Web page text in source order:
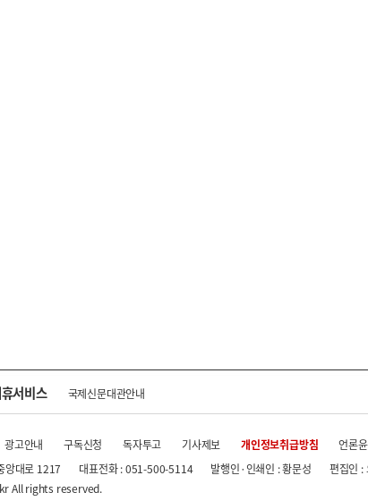
서비스 국제신문대관안내
광고안내 구독신청 독자투고 기사제보 개인정보취급방침 언론
앙대로 1217
대표전화 : 051-500-5114 발행인·인쇄인 : 황문성
편집인 :
All rights reserved.